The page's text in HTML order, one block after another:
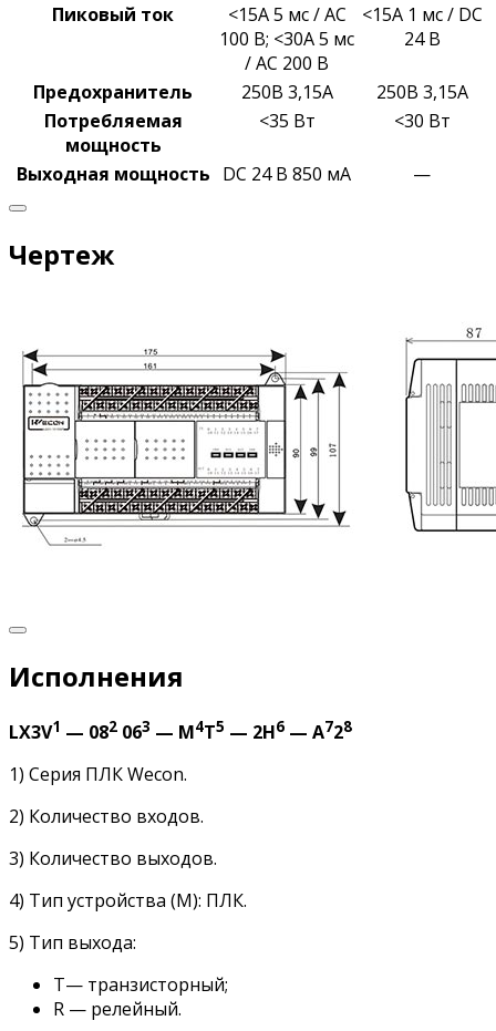
Пиковый ток
<15A 5 мс / AC
100 В; <30A 5 мс
/ AC 200 В
<15A 1 мс / DC
24 В
Предохранитель 250В 3,15А
250В 3,15А
Потребляемая
мощность
<35 Вт <30 Вт
Выходная мощность DC 24 В 850 мА —
Чертеж
Исполнения
LX3V1 — 082 063 — M4T5 — 2H6 — A728
1) Серия ПЛК Wecon.
2) Количество входов.
3) Количество выходов.
4) Тип устройства (M): ПЛК.
5) Тип выхода:
Т— транзисторный;
R — релейный.